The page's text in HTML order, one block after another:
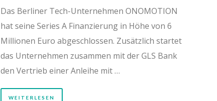
Das Berliner Tech-Unternehmen ONOMOTION
hat seine Series A Finanzierung in Höhe von 6
Millionen Euro abgeschlossen. Zusätzlich startet
das Unternehmen zusammen mit der GLS Bank
den Vertrieb einer Anleihe mit …
WEITERLESEN